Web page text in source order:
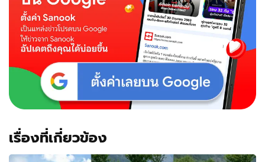
"น้อง
เลอ
าร์-
น้อง
บ้าน
อิตาลี
น่า
มาก
เรื่องที่เกี่ยวข้อง